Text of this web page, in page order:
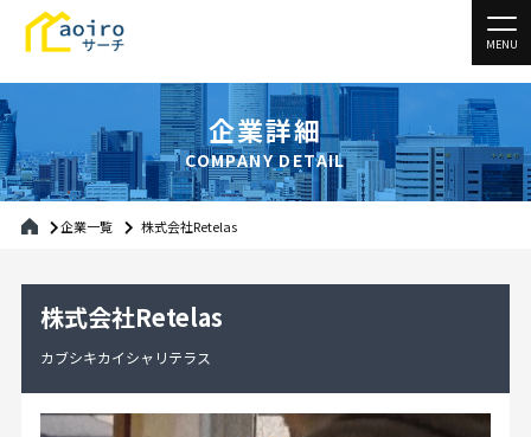
MENU
企業詳細
COMPANY DETAIL
企業一覧 株式会社Retelas
株式会社Retelas
カブシキカイシャリテラス